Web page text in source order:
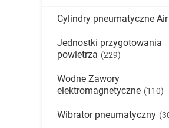
Cylindry pneumatyczne Air
Jednostki przygotowania
powietrza (229)
Wodne Zawory
elektromagnetyczne (110)
Wibrator pneumatyczny